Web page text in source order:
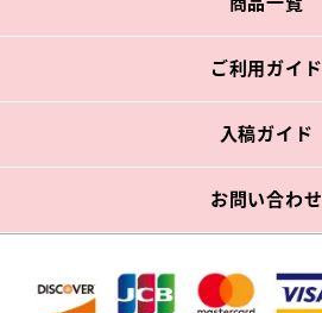
ご利用ガイド
入稿ガイド
お問い合わせ